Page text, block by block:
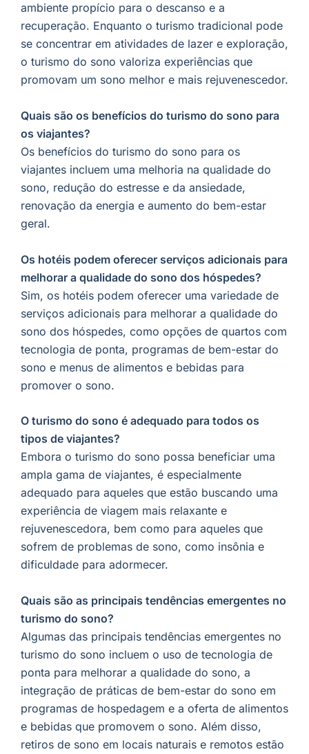
ambiente propício para o descanso e a
recuperação. Enquanto o turismo tradicional pode
se concentrar em atividades de lazer e exploração,
o turismo do sono valoriza experiências que
promovam um sono melhor e mais rejuvenescedor.
Quais são os benefícios do turismo do sono para
os viajantes?
Os benefícios do turismo do sono para os
viajantes incluem uma melhoria na qualidade do
sono, redução do estresse e da ansiedade,
renovação da energia e aumento do bem-estar
geral.
Os hotéis podem oferecer serviços adicionais para
melhorar a qualidade do sono dos hóspedes?
Sim, os hotéis podem oferecer uma variedade de
serviços adicionais para melhorar a qualidade do
sono dos hóspedes, como opções de quartos com
tecnologia de ponta, programas de bem-estar do
sono e menus de alimentos e bebidas para
promover o sono.
O turismo do sono é adequado para todos os
tipos de viajantes?
Embora o turismo do sono possa beneficiar uma
ampla gama de viajantes, é especialmente
adequado para aqueles que estão buscando uma
experiência de viagem mais relaxante e
rejuvenescedora, bem como para aqueles que
sofrem de problemas de sono, como insônia e
dificuldade para adormecer.
Quais são as principais tendências emergentes no
turismo do sono?
Algumas das principais tendências emergentes no
turismo do sono incluem o uso de tecnologia de
ponta para melhorar a qualidade do sono, a
integração de práticas de bem-estar do sono em
programas de hospedagem e a oferta de alimentos
e bebidas que promovem o sono. Além disso,
retiros de sono em locais naturais e remotos estão